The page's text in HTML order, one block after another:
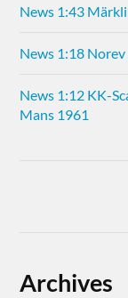
News 1:43
News 1:18
News 1:12 KK-
Mans 1961
Archives